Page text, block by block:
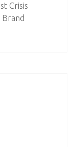
Crisis
Brand